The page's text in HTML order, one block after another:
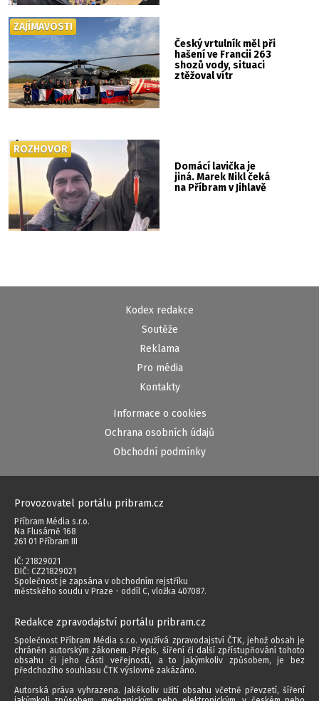
Český vrtulník měl při
hašení ve Francii 263
shozů vody, situaci
ztěžoval vítr
ZAJÍMAVOSTI
Domácí lavička je
jiná. Marek Nikl čeká
na Příbram v Jihlavě
ROZHOVOR
Kodex redakce
Soutěže
Reklama
Pro média
Kontakty
Informace o cookies
Ochrana osobních údajů
Obchodní podmínky
Provozovatel portálu pribram.cz
Příbram Média s.r.o.
Na Flusárně 168
261 01 Příbram III
IČ: 21829021
DIČ: CZ21829021
Společnost je zapsána v obchodním rejstříku
městského soudu v Praze - oddíl C, vložka 407087.
Redakce zpravodajství portálu pribram.cz
Společnost Příbram Média s.r.o. využívá zpravodajství ČTK, jehož obsah je
chráněn autorským zákonem. Přepis, šíření či další zpřístupňování tohoto
obsahu či jeho části veřejnosti, a to jakýmkoliv způsobem, je bez
předchozího souhlasu ČTK výslovně zakázáno.
Autorská práva vyhrazena. Jakékoliv užití obsahu včetně převzetí, šíření